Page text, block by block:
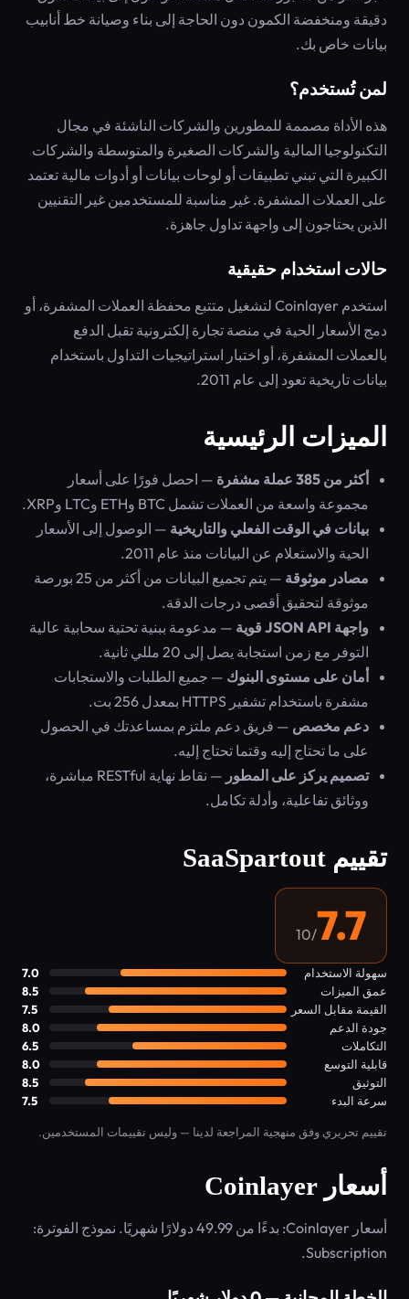
دقيقة ومنخفضة الكمون دون الحاجة إلى بناء وصيانة خط أنابيب
بيانات خاص بك.
لمن تُستخدم؟
هذه الأداة مصممة للمطورين والشركات الناشئة في مجال
التكنولوجيا المالية والشركات الصغيرة والمتوسطة والشركات
الكبيرة التي تبني تطبيقات أو لوحات بيانات أو أدوات مالية تعتمد
على العملات المشفرة. غير مناسبة للمستخدمين غير التقنيين
الذين يحتاجون إلى واجهة تداول جاهزة.
حالات استخدام حقيقية
استخدم Coinlayer لتشغيل متتبع محفظة العملات المشفرة، أو
دمج الأسعار الحية في منصة تجارة إلكترونية تقبل الدفع
بالعملات المشفرة، أو اختبار استراتيجيات التداول باستخدام
بيانات تاريخية تعود إلى عام 2011.
الميزات الرئيسية
أكثر من 385 عملة مشفرة
— احصل فورًا على أسعار
مجموعة واسعة من العملات تشمل BTC وETH وLTC وXRP.
بيانات في الوقت الفعلي والتاريخية — الوصول إلى الأسعار
الحية والاستعلام عن البيانات منذ عام 2011.
مصادر موثوقة
— يتم تجميع البيانات من أكثر من 25 بورصة
موثوقة لتحقيق أقصى درجات الدقة.
واجهة JSON API قوية
— مدعومة ببنية تحتية سحابية عالية
التوفر مع زمن استجابة يصل إلى 20 مللي ثانية.
أمان على مستوى البنوك — جميع الطلبات والاستجابات
مشفرة باستخدام تشفير HTTPS بمعدل 256 بت.
دعم مخصص — فريق دعم ملتزم بمساعدتك في الحصول
على ما تحتاج إليه وقتما تحتاج إليه.
تصميم يركز على المطور
— نقاط نهاية RESTful مباشرة،
ووثائق تفاعلية، وأدلة تكامل.
تقييم SaaSpartout
7.7
/10
سهولة الاستخدام
7.0
عمق الميزات
8.5
القيمة مقابل السعر
7.5
جودة الدعم
8.0
التكاملات
6.5
قابلية التوسع
8.0
التوثيق
8.5
سرعة البدء
7.5
تقييم تحريري وفق منهجية المراجعة لدينا — وليس تقييمات المستخدمين.
أسعار Coinlayer
أسعار Coinlayer: بدءًا من 49.99 دولارًا شهريًا. نموذج الفوترة:
Subscription.